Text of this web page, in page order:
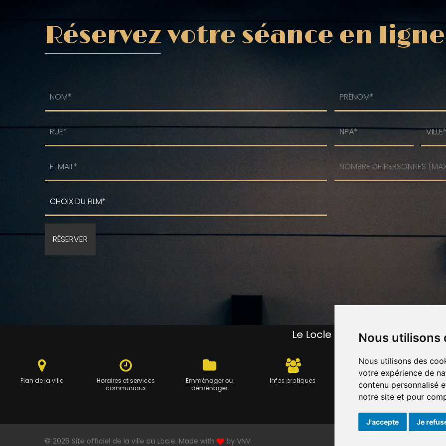
Nous utilisons
Nous utilisons des
votre expérience de
contenu personnalisé
notre site et pour
J'accepte Je
Réservez votre séance en
Le Locle pratique
Plan de la ville
Horaires et services
communaux
Emménager ou
déménager
Infos pratiques
Carte journalière CFF -
Flexicard
© 2026 Site officiel de la ville du Locle. Made with by VNV